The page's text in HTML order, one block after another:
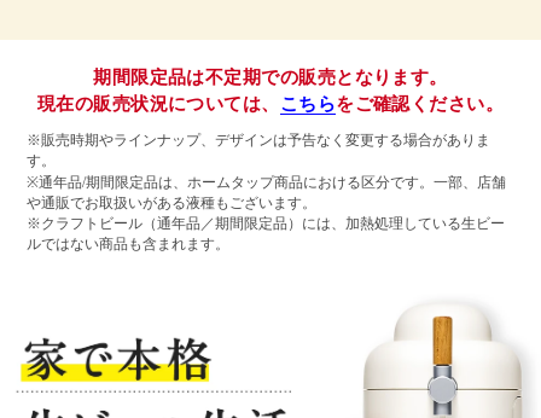
期間限定品は不定期での販売となります。
現在の販売状況については、 こちらをご確認ください。
※販売時期やラインナップ、デザインは予告なく変更する場合がありま
す。
※通年品/期間限定品は、ホームタップ商品における区分です。一部、店舗
や通販でお取扱いがある液種もございます。
※クラフトビール（通年品／期間限定品）には、加熱処理している生ビー
ルではない商品も含まれます。